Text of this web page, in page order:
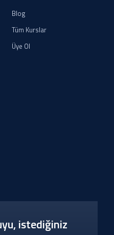
Blog
Tüm Kurslar
Üye Ol
istediğiniz